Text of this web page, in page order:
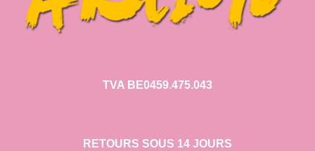
TVA BE0459.475.043
RETOURS SOUS 14 JOURS